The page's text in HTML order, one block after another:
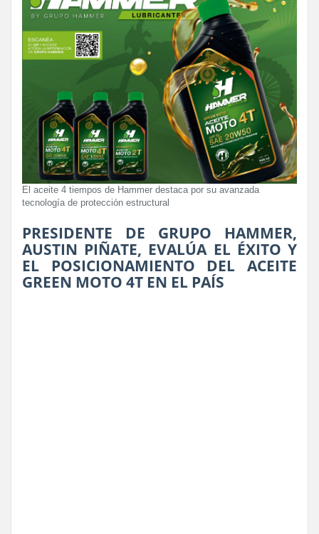
El aceite 4 tiempos de Hammer destaca por su avanzada
tecnología de protección estructural
PRESIDENTE DE GRUPO HAMMER,
AUSTIN PIÑATE, EVALÚA EL ÉXITO Y
EL POSICIONAMIENTO DEL ACEITE
GREEN MOTO 4T EN EL PAÍS